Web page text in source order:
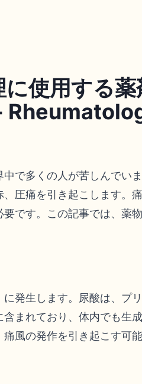
使用する
で多くの人が苦しんでい
圧痛を引き起こします。
です。この記事では、薬
発生します。尿酸は、プ
まれており、体内でも生
風の発作を引き起こす可能